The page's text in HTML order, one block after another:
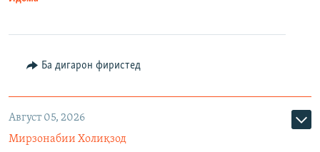
Ба дигарон фиристед
Август 05, 2026
Мирзонабии Холиқзод